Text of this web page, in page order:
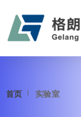
首页 实验室